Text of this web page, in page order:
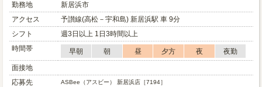
勤務地
新居浜市
アクセス
予讃線(高松－宇和島) 新居浜駅 車 9分
シフト
週3日以上 1日3時間以上
時間帯
早朝 朝 昼 夕方 夜
夜勤
面接地
応募先
ASBee（アスビー） 新居浜店［7194］